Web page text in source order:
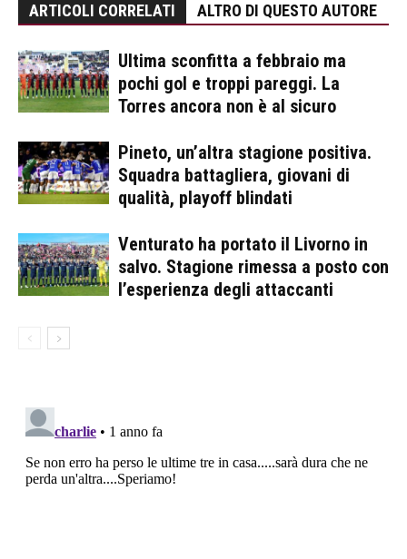
ARTICOLI CORRELATI ALTRO DI QUESTO AUTORE
Ultima sconfitta a febbraio ma
pochi gol e troppi pareggi. La
Torres ancora non è al sicuro
Pineto, un’altra stagione positiva.
Squadra battagliera, giovani di
qualità, playoff blindati
Venturato ha portato il Livorno in
salvo. Stagione rimessa a posto con
l’esperienza degli attaccanti